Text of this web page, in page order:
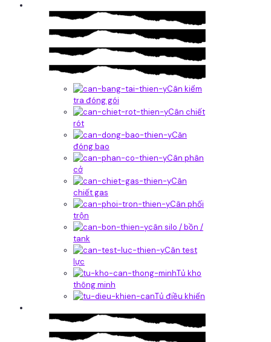
Cân kiểm
tra đóng gói
Cân chiết
rót
Căn
đóng bao
Cân phân
cở
Cân
chiết gas
Cân phối
trộn
cân silo / bồn /
tank
Cân test
lực
Tủ kho
thông minh
Tủ điều khiển